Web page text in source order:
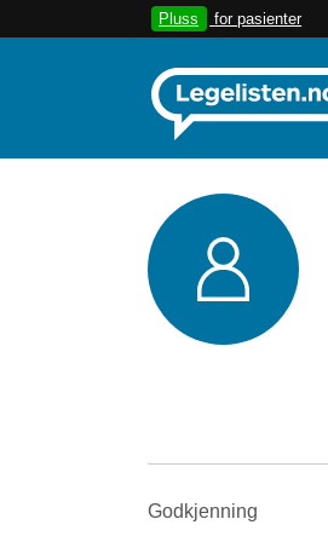
Pluss for pasienter
Godkjenning